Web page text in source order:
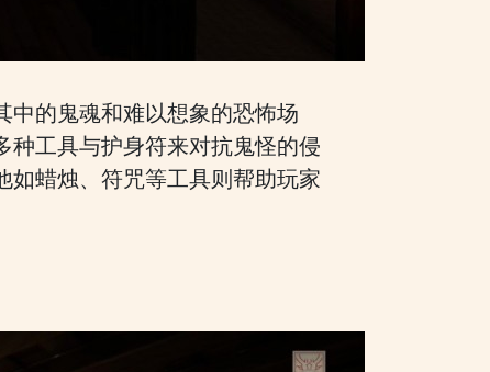
中的鬼魂和难以想象的恐怖场
种工具与护身符来对抗鬼怪的侵
如蜡烛、符咒等工具则帮助玩家